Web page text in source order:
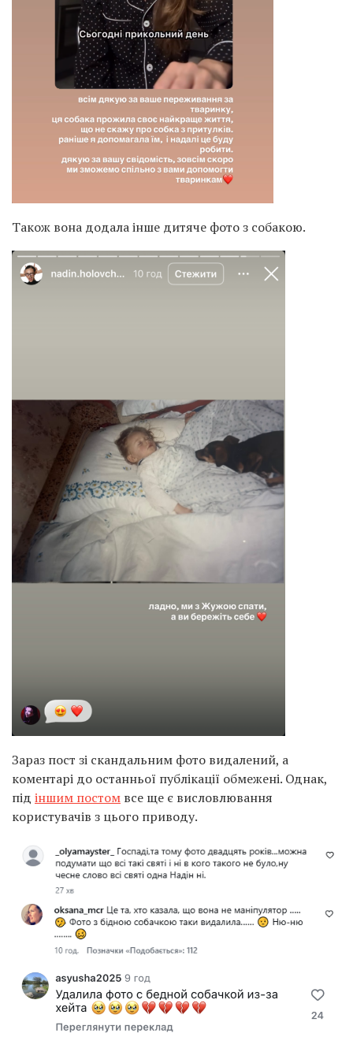
Також вона додала інше дитяче фото з собакою.
Зараз пост зі скандальним фото видалений, а
коментарі до останньої публікації обмежені. Однак,
під іншим постом все ще є висловлювання
користувачів з цього приводу.